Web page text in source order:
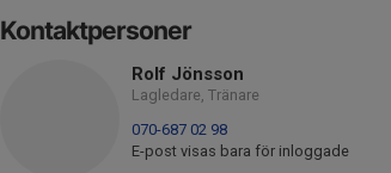
Kontaktpersoner
Rolf Jönsson
Lagledare, Tränare
070-687 02 98
E-post visas bara för inloggade